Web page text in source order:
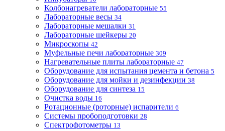
Колбонагреватели лабораторные 55
Лабораторные весы 34
Лабораторные мешалки 31
Лабораторные шейкеры 20
Микроскопы 42
Муфельные печи лабораторные 309
Нагревательные плиты лабораторные 47
Оборудование для испытания цемента и бетона 5
Оборудование для мойки и дезинфекции 38
Оборудование для синтеза 15
Очистка воды 16
Ротационные (роторные) испарители 6
Системы пробоподготовки 28
Спектрофотометры 13